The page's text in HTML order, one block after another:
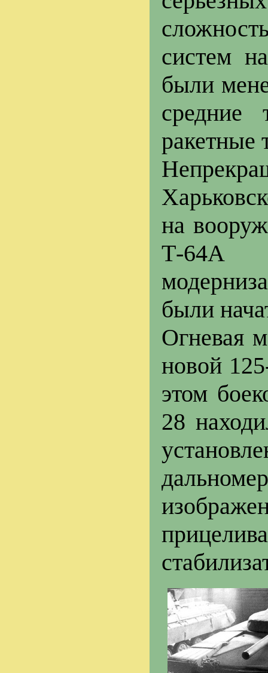
систем
были
средние
ракетные
на
Т-64А
были
Огневая
новой
этом
28